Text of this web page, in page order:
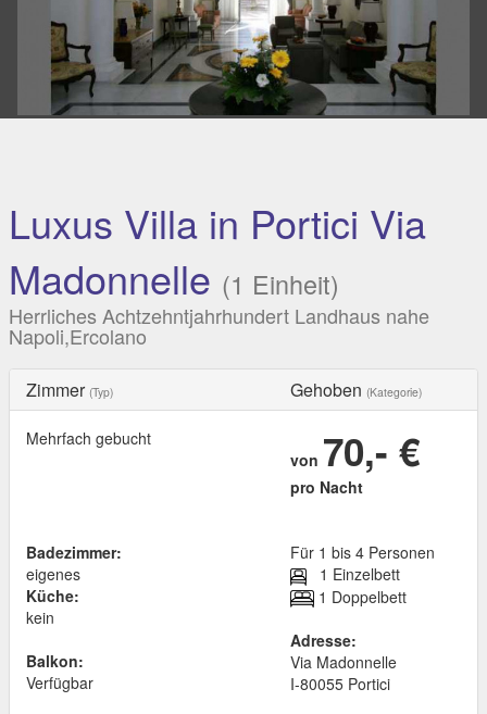
Luxus Villa in Portici Via
Madonnelle (1 Einheit)
Herrliches Achtzehntjahrhundert Landhaus nahe
Napoli,Ercolano
Zimmer (Typ) Gehoben (Kategorie)
Mehrfach gebucht
von 70,- €
pro Nacht
Badezimmer:
eigenes
Küche:
kein
Balkon:
Verfügbar
Für 1 bis 4 Personen
1 Einzelbett
1 Doppelbett
Adresse:
Via Madonnelle
I-80055Portici